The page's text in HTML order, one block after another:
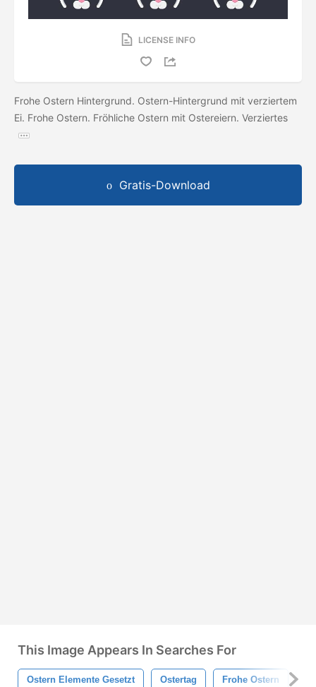
LICENSE INFO
Frohe Ostern Hintergrund. Ostern-Hintergrund mit verziertem
Ei. Frohe Ostern. Fröhliche Ostern mit Ostereiern. Verziertes
Gratis-Download
This Image Appears In Searches For
Ostern Elemente Gesetzt Ostertag Frohe Ostern